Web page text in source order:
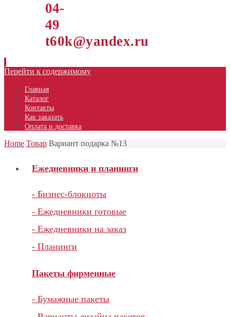
04-
49
t60k@yandex.ru
Перейти к содержимому
Главная
Каталог
Контакты
Как заказать
Оплата и доставка
Home Товар Вариант подарка №13
Ежедневники и планинги
- Бизнес-блокноты
- Ежедневники готовые
- Ежедневники на заказ
- Планинги
Пакеты фирменные
- Бумажные пакеты